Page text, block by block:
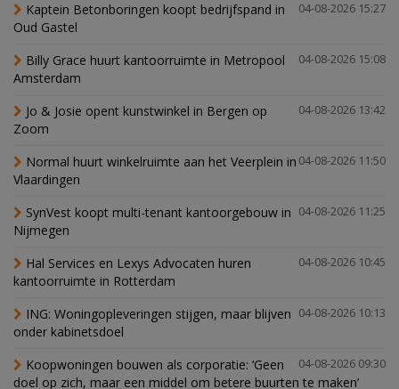
04-08-2026 15:27
Kaptein Betonboringen koopt bedrijfspand in
Oud Gastel
04-08-2026 15:08
Billy Grace huurt kantoorruimte in Metropool
Amsterdam
04-08-2026 13:42
Jo & Josie opent kunstwinkel in Bergen op
Zoom
04-08-2026 11:50
Normal huurt winkelruimte aan het Veerplein in
Vlaardingen
04-08-2026 11:25
SynVest koopt multi-tenant kantoorgebouw in
Nijmegen
04-08-2026 10:45
Hal Services en Lexys Advocaten huren
kantoorruimte in Rotterdam
04-08-2026 10:13
ING: Woningopleveringen stijgen, maar blijven
onder kabinetsdoel
04-08-2026 09:30
Koopwoningen bouwen als corporatie: ‘Geen
doel op zich, maar een middel om betere buurten te maken’